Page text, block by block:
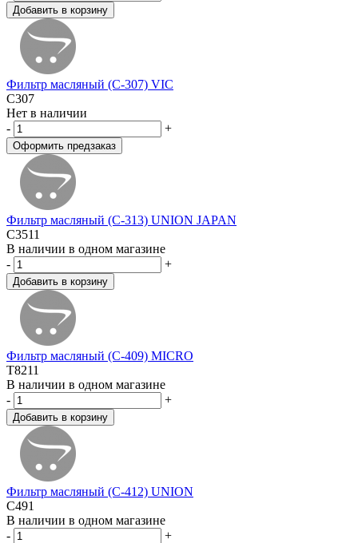
Фильтр масляный (C-307) VIC
C307
Нет в наличии
-
+
Фильтр масляный (C-313) UNION JAPAN
C3511
В наличии в одном магазине
-
+
Фильтр масляный (C-409) MICRO
T8211
В наличии в одном магазине
-
+
Фильтр масляный (C-412) UNION
C491
В наличии в одном магазине
-
+